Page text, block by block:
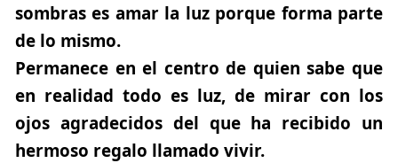
sombras es amar la luz porque forma parte
de lo mismo.
Permanece en el centro de quien sabe que
en realidad todo es luz, de mirar con los
ojos agradecidos del que ha recibido un
hermoso regalo llamado vivir.